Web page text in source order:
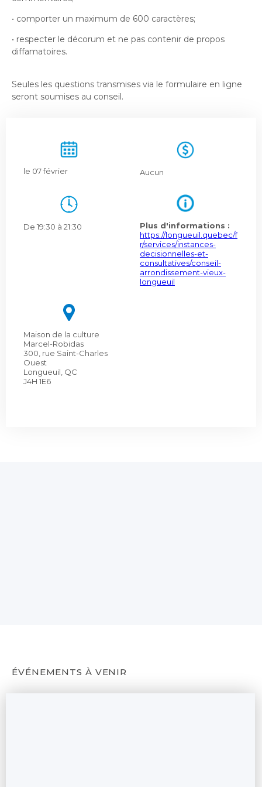
nouvelle
fenêtre
Bureau de l’éthique et de l’inspection
contractuelle
une
Bureau protecteur citoyen
Centre-ville de Longueuil
Centre-ville de Longueuil
Gouvernance et saine gestion
Politiques municipales
Politiques municipales
Réclamations
Vérificatrice générale
• comporter un maximum de 600 caractères;
• respecter le décorum et ne pas contenir de propos
diffamatoires.
Seules les questions transmises via le formulaire en ligne
seront soumises au conseil.
le 07 février
De 19:30 à 21:30
Aucun
Plus d'informations :
https://longueuil.quebec/f
r/services/instances-
decisionnelles-et-
consultatives/conseil-
arrondissement-vieux-
longueuil
Maison de la culture
Marcel-Robidas
300, rue Saint-Charles
Ouest
Longueuil, QC
J4H 1E6
ÉVÉNEMENTS À VENIR